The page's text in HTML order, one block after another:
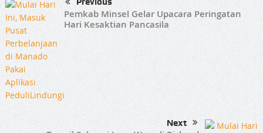
Pemkab Minsel Gelar Upacara Peringatan
Hari Kesaktian Pancasila
Next